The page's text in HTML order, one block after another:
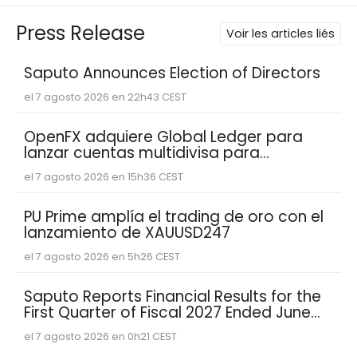
Press Release Voir les articles liés
Saputo Announces Election of Directors
el 7 agosto 2026 en 22h43 CEST
OpenFX adquiere Global Ledger para
lanzar cuentas multidivisa para
empresas fintech
el 7 agosto 2026 en 15h36 CEST
PU Prime amplía el trading de oro con el
lanzamiento de XAUUSD247
el 7 agosto 2026 en 5h26 CEST
Saputo Reports Financial Results for the
First Quarter of Fiscal 2027 Ended June
30, 2026
el 7 agosto 2026 en 0h21 CEST